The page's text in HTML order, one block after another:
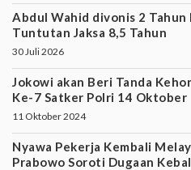
Abdul Wahid divonis 2 Tahun
Tuntutan Jaksa 8,5 Tahun
30 Juli 2026
Jokowi akan Beri Tanda
Ke-7 Satker Polri 14 Oktober
11 Oktober 2024
Nyawa Pekerja Kembali
Prabowo Soroti Dugaan